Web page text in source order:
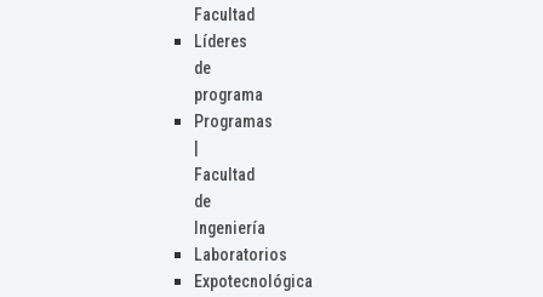
Facultad
Líderes
de
programa
Programas
Facultad
de
Ingeniería
Laboratorios
Expotecnológica